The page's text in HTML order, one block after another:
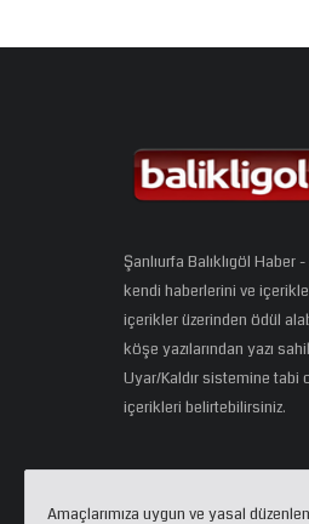
Şanlıurfa Balıklıgöl Haber
kendi haberlerini ve
içerikler üzerinden ödül
köşe yazılarından yazı
Uyar/Kaldır sistemine tabi
içerikleri belirtebilirsiniz.
Amaçlarımıza uygun ve yasal